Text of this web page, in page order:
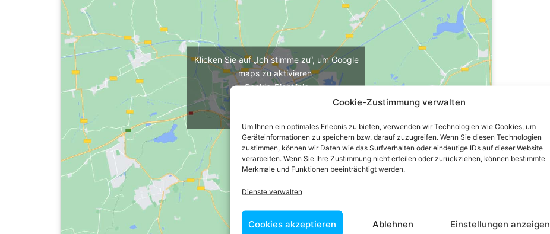
Cookie-Zustimmung verwalten
Um Ihnen ein optimales Erlebnis zu bieten, verwenden wir Technologien wie Cookies, um
Geräteinformationen zu speichern bzw. darauf zuzugreifen. Wenn Sie diesen Technologien
zustimmen, können wir Daten wie das Surfverhalten oder eindeutige IDs auf dieser Website
verarbeiten. Wenn Sie Ihre Zustimmung nicht erteilen oder zurückziehen, können bestimmte
Merkmale und Funktionen beeinträchtigt werden.
Dienste verwalten
Cookies akzeptieren Ablehnen Einstellungen anzeigen
Klicken Sie auf „Ich stimme zu“, um Google
maps zu aktivieren
Cookie-Richtlinie